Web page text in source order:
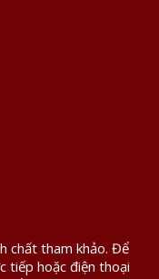
chất tham khảo. Để
tiếp hoặc điện thoại